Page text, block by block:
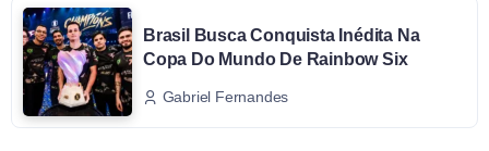
Brasil Busca Conquista Inédita Na
Copa Do Mundo De Rainbow Six
Gabriel Fernandes